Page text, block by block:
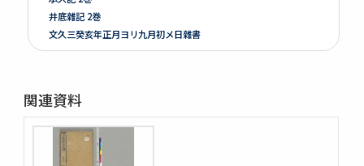
井底雜記 2巻
文久三癸亥年正月ヨリ九月初メ日雜書
遍照發揮性靈集 10巻
天地萬物造化論
新刻増校切用正音郷談雜字大全 2巻 (存1巻)
黍稷稲粱辧
松の落葉 (存4巻)
関連資料